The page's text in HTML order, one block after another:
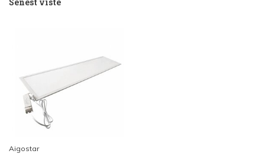
Senest viste
Aigostar